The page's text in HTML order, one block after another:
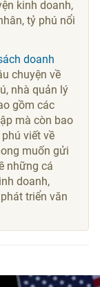
kinh doanh,
tỷ phú nổi
doanh
chuyện về
nhà quản lý
gồm các
mà còn bao
viết về
muốn gửi
những cá
doanh,
triển văn